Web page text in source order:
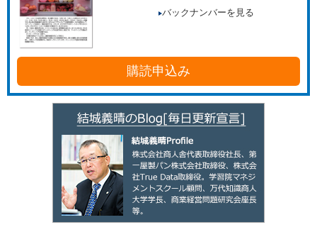
バックナンバーを見る
購読申込み